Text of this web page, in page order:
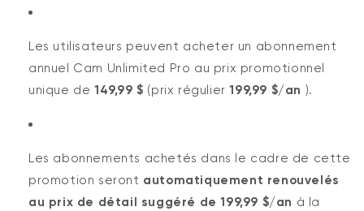
Les utilisateurs peuvent acheter un abonnement
annuel Cam Unlimited Pro au prix promotionnel
unique de 149,99 $ (prix régulier199,99 $/an ).
Les abonnements achetés dans le cadre de cette
promotion seront automatiquement renouvelés
au prix de détail suggéré de 199,99 $/an à la